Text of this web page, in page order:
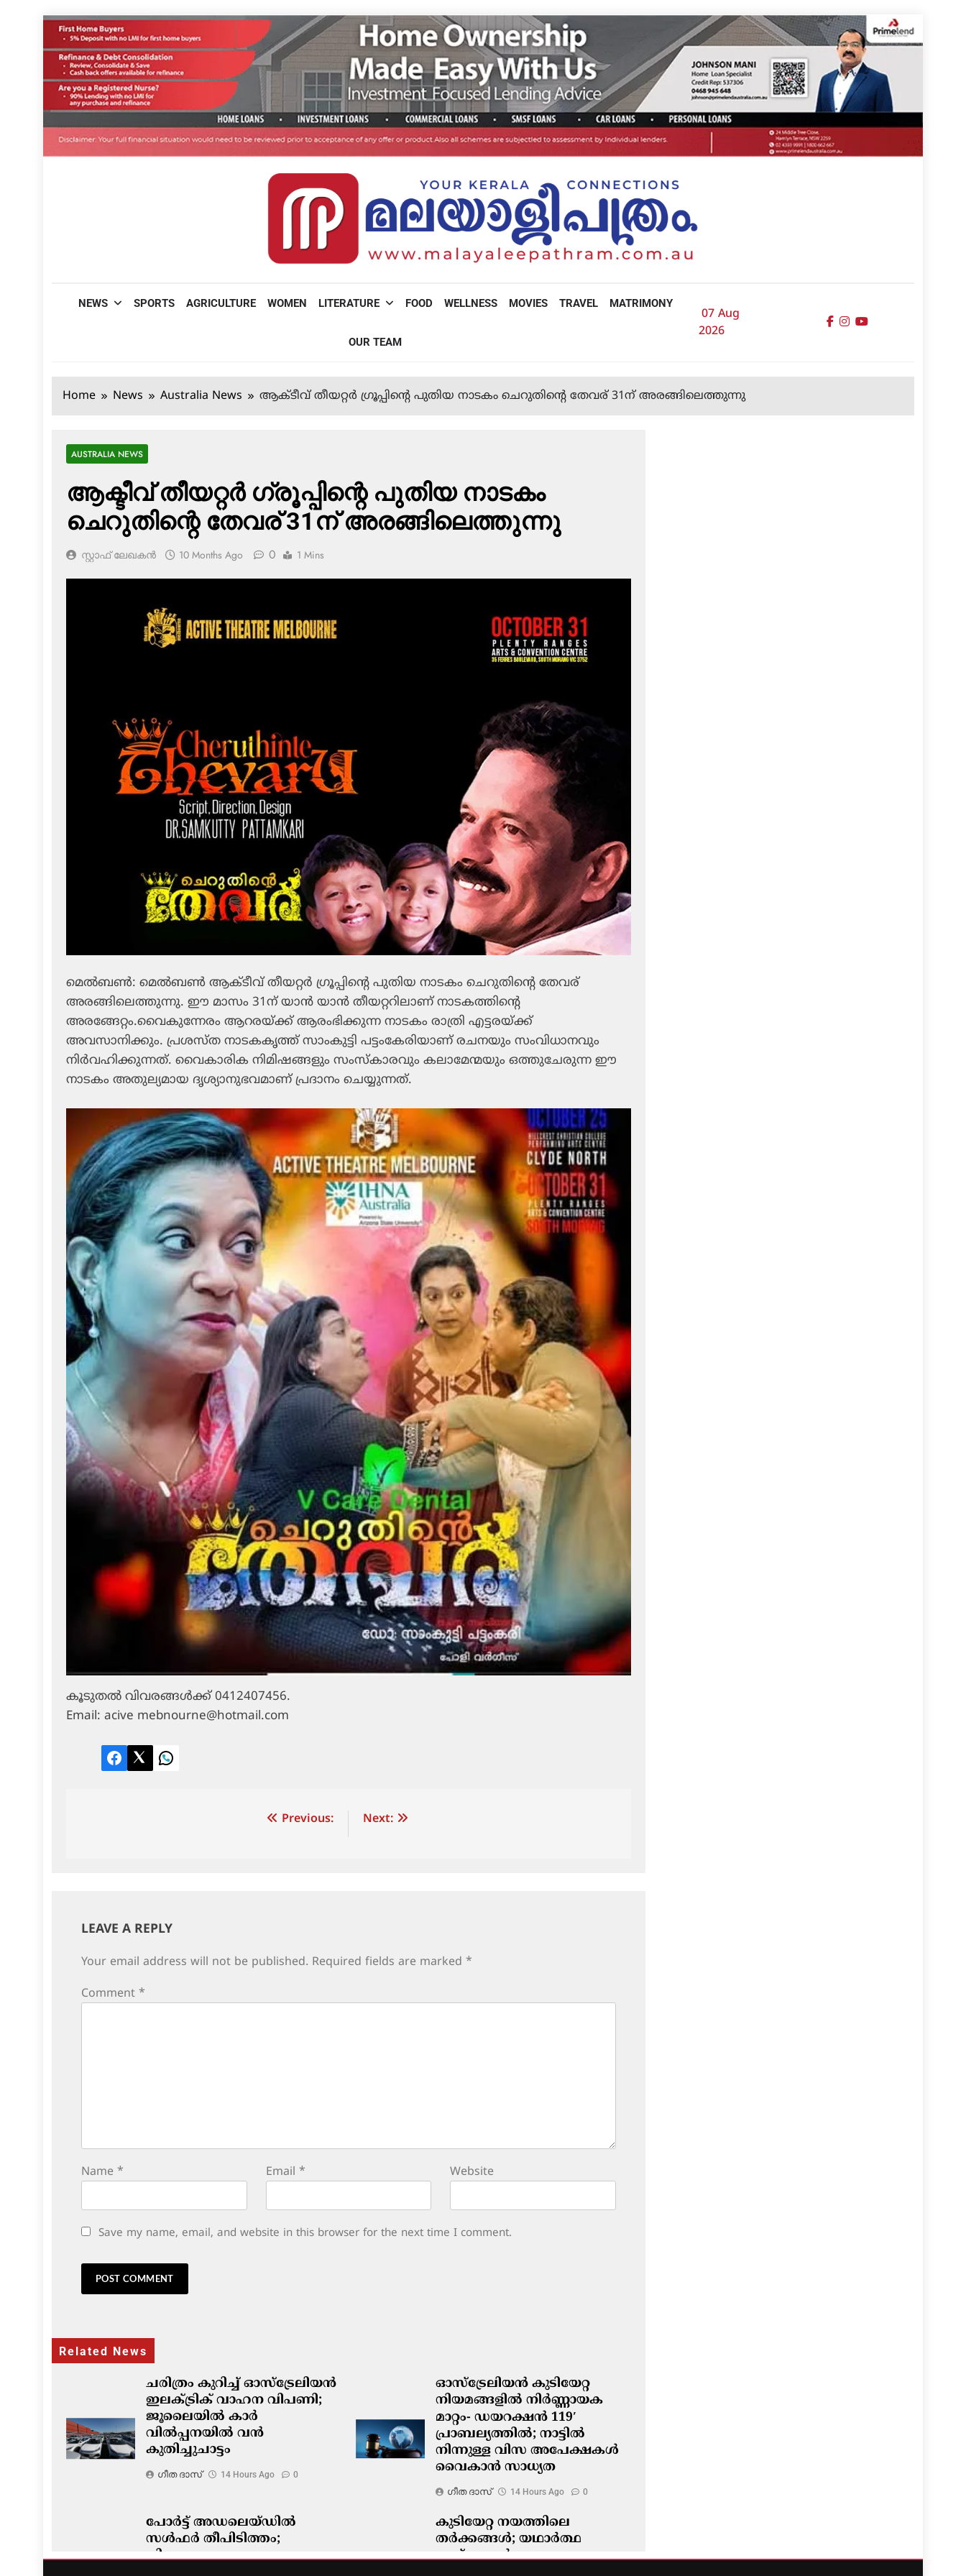
Skip
content
NEWS SPORTS AGRICULTURE WOMEN LITERATURE FOOD WELLNESS MOVIES TRAVEL MATRIMONY
OUR TEAM
07 Aug
2026
Home News Australia News ആക്ടീവ് തീയറ്റര്‍ ഗ്രൂപ്പിന്റെ പുതിയ നാടകം ചെറുതിന്റെ തേവര് 31ന് അരങ്ങിലെത്തുന്നു
AUSTRALIA NEWS
ആക്ടീവ് തീയറ്റര്‍ ഗ്രൂപ്പിന്റെ പുതിയ നാടകം
ചെറുതിന്റെ തേവര് 31ന് അരങ്ങിലെത്തുന്നു
സ്റ്റാഫ് ലേഖകൻ 10 Months Ago 0 1 Mins
മെല്‍ബണ്‍: മെല്‍ബണ്‍ ആക്ടീവ് തീയറ്റര്‍ ഗ്രൂപ്പിന്റെ പുതിയ നാടകം ചെറുതിന്റെ തേവര്
അരങ്ങിലെത്തുന്നു. ഈ മാസം 31ന് യാന്‍ യാന്‍ തീയറ്ററിലാണ് നാടകത്തിന്റെ
അരങ്ങേറ്റം.വൈകുന്നേരം ആറരയ്ക്ക് ആരംഭിക്കുന്ന നാടകം രാത്രി എട്ടരയ്ക്ക്
അവസാനിക്കും. പ്രശസ്ത നാടകകൃത്ത് സാംകുട്ടി പട്ടംകേരിയാണ് രചനയും സംവിധാനവും
നിര്‍വഹിക്കുന്നത്. വൈകാരിക നിമിഷങ്ങളും സംസ്‌കാരവും കലാമേന്മയും ഒത്തുചേരുന്ന ഈ
നാടകം അതുല്യമായ ദൃശ്യാനുഭവമാണ് പ്രദാനം ചെയ്യുന്നത്.
കൂടുതല്‍ വിവരങ്ങള്‍ക്ക് 0412407456.
Email: acive mebnourne@hotmail.com
Facebook
TwitterLinkedIn
Previous: Next:
LEAVE A REPLY
Your email address will not be published. Required fields are marked *
Comment *
Name * Email * Website
Save my name, email, and website in this browser for the next time I comment.
Related News
ചരിത്രം കുറിച്ച് ഓസ്‌ട്രേലിയൻ
ഇലക്ട്രിക് വാഹന വിപണി;
ജൂലൈയിൽ കാർ
വിൽപ്പനയിൽ വൻ
കുതിച്ചുചാട്ടം
ഗീത ദാസ്‌ 14 Hours Ago 0
ഓസ്‌ട്രേലിയൻ കുടിയേറ്റ
നിയമങ്ങളിൽ നിർണ്ണായക
മാറ്റം- ഡയറക്ഷൻ 119′
പ്രാബല്യത്തിൽ; നാട്ടിൽ
നിന്നുള്ള വിസ അപേക്ഷകൾ
വൈകാൻ സാധ്യത
ഗീത ദാസ്‌ 14 Hours Ago 0
പോർട്ട് അഡലെയ്ഡിൽ
സൾഫർ തീപിടിത്തം;
വിഷപുക പടരുന്നു,
കുടിയേറ്റ നയത്തിലെ
തർക്കങ്ങൾ; യഥാർത്ഥ
പ്രശ്നങ്ങൾ